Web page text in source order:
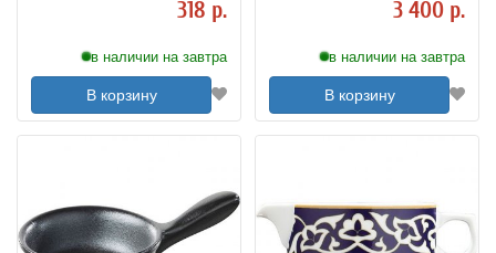
318 р.
в наличии на завтра
В корзину
3 400 р.
в наличии на завтра
В корзину